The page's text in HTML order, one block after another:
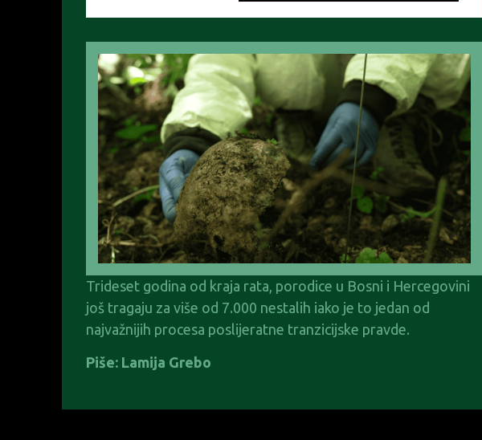
Trideset godina od kraja rata, porodice u Bosni i Hercegovini
još tragaju za više od 7.000 nestalih iako je to jedan od
najvažnijih procesa poslijeratne tranzicijske pravde.
Piše: Lamija Grebo